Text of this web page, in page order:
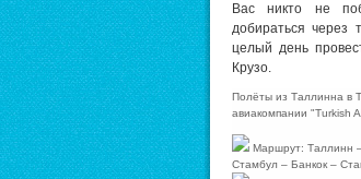
Вас никто не
добираться
целый день
Крузо.
Полёты из Таллинна в
авиакомпании "Turkish
Маршрут: Таллинн
Стамбул – Банкок –